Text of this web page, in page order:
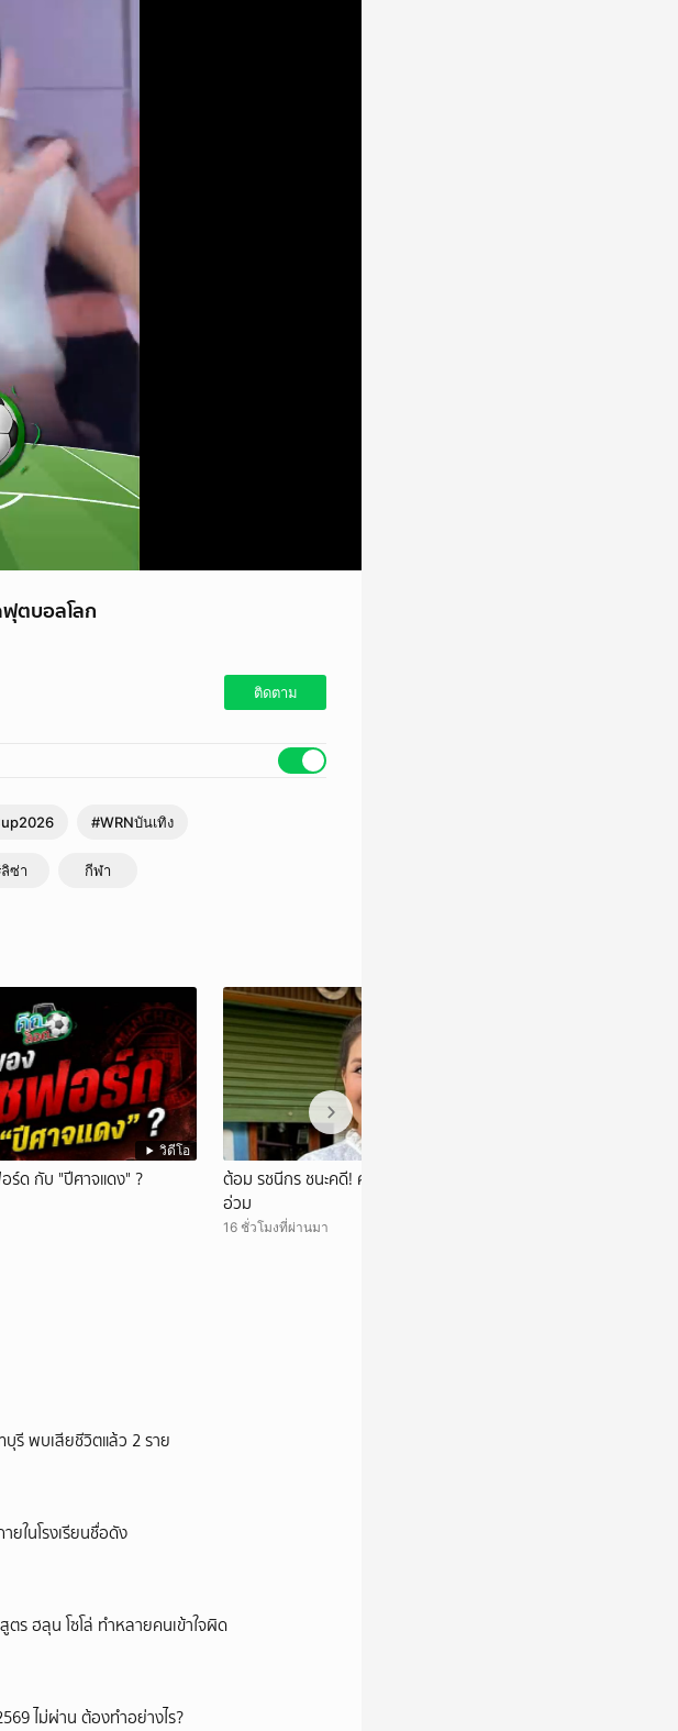
ฟุตบอลโลก
ติดตาม
#WRNบันเทิง
ซ่า กีฬา
วิดีโอ
ร์ด กับ "ปีศาจแดง" ?
ต้อม รชนีกร ชนะคดี! ศาลสั่ง "เลอลักษณ์" ชดใช้
อ่วม
16 ชั่วโมงที่ผ่านมา
รี พบเสียชีวิตแล้ว 2 ราย
ในโรงเรียนชื่อดัง
ร ฮลุน โซโล่ ทำหลายคนเข้าใจผิด
ไม่ผ่าน ต้องทำอย่างไร?